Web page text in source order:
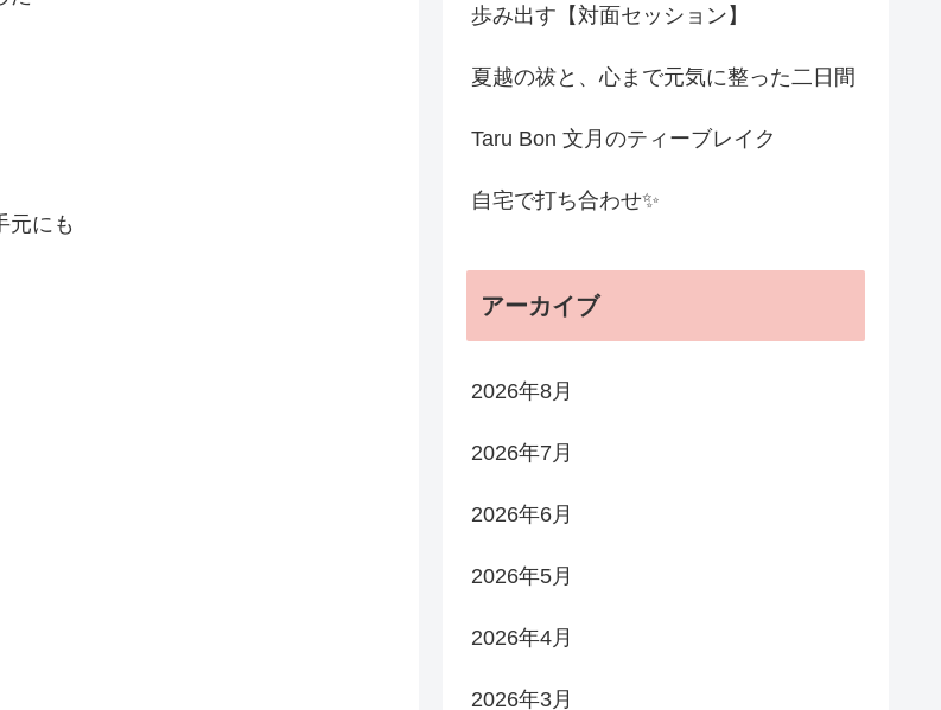
元にも
歩み出す【対面セッション】
夏越の祓と、心まで元気に整った二日間
Taru Bon 文月のティーブレイク
自宅で打ち合わせ✨
アーカイブ
2026年8月
2026年7月
2026年6月
2026年5月
2026年4月
2026年3月